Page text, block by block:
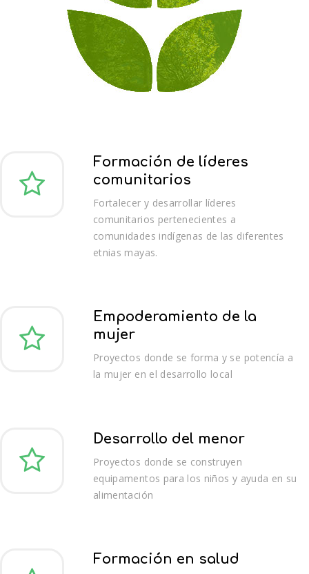
Formación de líderes
comunitarios
Fortalecer y desarrollar líderes
comunitarios pertenecientes a
comunidades indígenas de las diferentes
etnias mayas.
Empoderamiento de la
mujer
Proyectos donde se forma y se potencía a
la mujer en el desarrollo local
Desarrollo del menor
Proyectos donde se construyen
equipamentos para los niños y ayuda en su
alimentación
Formación en salud